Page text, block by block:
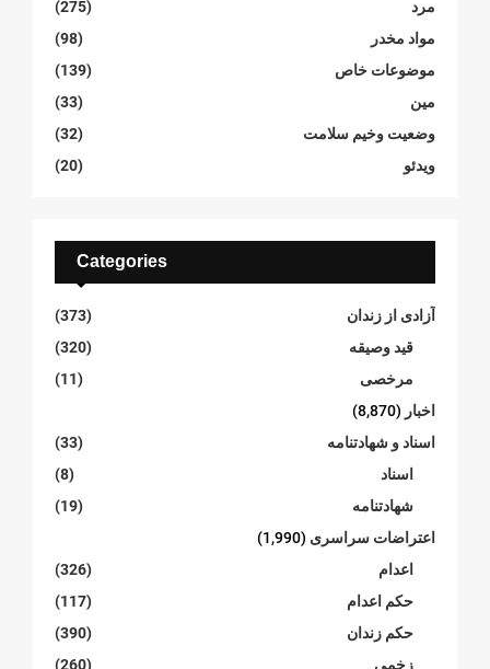
مرد
(275)
مواد مخدر
(98)
موضوعات خاص
(139)
مین
(33)
وضعیت وخیم سلامت
(32)
ویدئو
(20)
Categories
آزادی از زندان
(373)
قید وصیقه
(320)
مرخصی
(11)
اخبار (8,870)
اسناد و شهادتنامە
(33)
اسناد
(8)
شهادتنامە
(19)
اعتراضات سراسری (1,990)
اعدام
(326)
حکم اعدام
(117)
حکم زندان
(390)
زخمی
(260)